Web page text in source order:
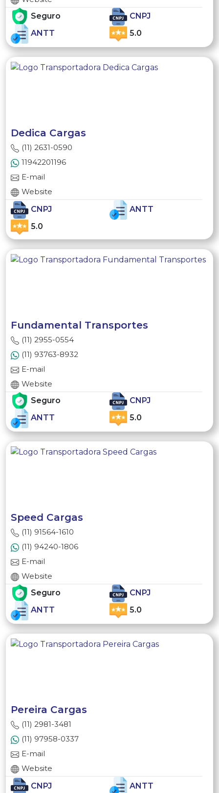
Seguro
CNPJ
ANTT
5.0
Dedica Cargas
(11) 2631-0590
11942201196
E-mail
Website
CNPJ
ANTT
5.0
Fundamental Transportes
(11) 2955-0554
(11) 93763-8932
E-mail
Website
Seguro
CNPJ
ANTT
5.0
Speed Cargas
(11) 91564-1610
(11) 94240-1806
E-mail
Website
Seguro
CNPJ
ANTT
5.0
Pereira Cargas
(11) 2981-3481
(11) 97958-0337
E-mail
Website
CNPJ
ANTT